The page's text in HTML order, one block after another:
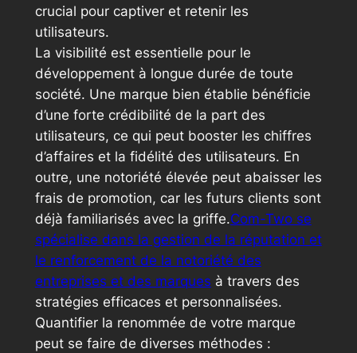
crucial pour captiver et retenir les
utilisateurs.
La visibilité est essentielle pour le
développement à longue durée de toute
société. Une marque bien établie bénéficie
d’une forte crédibilité de la part des
utilisateurs, ce qui peut booster les chiffres
d’affaires et la fidélité des utilisateurs. En
outre, une notoriété élevée peut abaisser les
frais de promotion, car les futurs clients sont
déjà familiarisés avec la griffe.Com-Two se
spécialise dans la gestion de la réputation et
le renforcement de la notoriété des
entreprises et des marques à travers des
stratégies efficaces et personnalisées.
Quantifier la renommée de votre marque
peut se faire de diverses méthodes :